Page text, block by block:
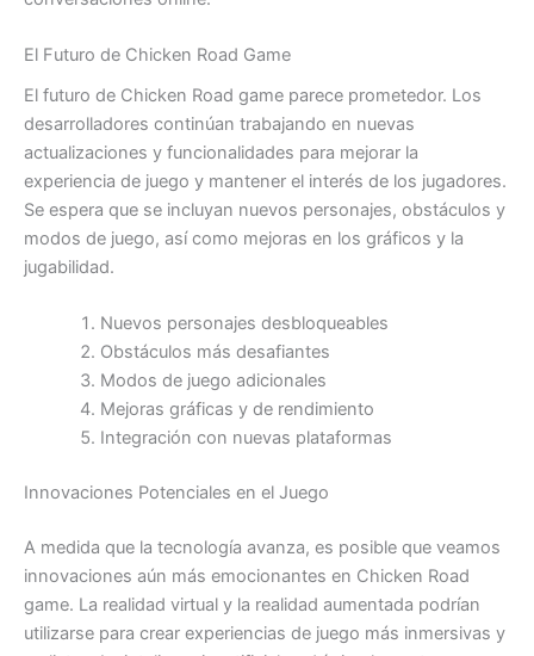
El Futuro de Chicken Road Game
El futuro de Chicken Road game parece prometedor. Los
desarrolladores continúan trabajando en nuevas
actualizaciones y funcionalidades para mejorar la
experiencia de juego y mantener el interés de los jugadores.
Se espera que se incluyan nuevos personajes, obstáculos y
modos de juego, así como mejoras en los gráficos y la
jugabilidad.
Nuevos personajes desbloqueables
Obstáculos más desafiantes
Modos de juego adicionales
Mejoras gráficas y de rendimiento
Integración con nuevas plataformas
Innovaciones Potenciales en el Juego
A medida que la tecnología avanza, es posible que veamos
innovaciones aún más emocionantes en Chicken Road
game. La realidad virtual y la realidad aumentada podrían
utilizarse para crear experiencias de juego más inmersivas y